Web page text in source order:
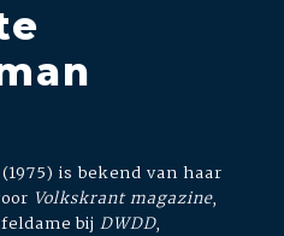
is bekend van haar
Volkskrant magazine
bij DWDD